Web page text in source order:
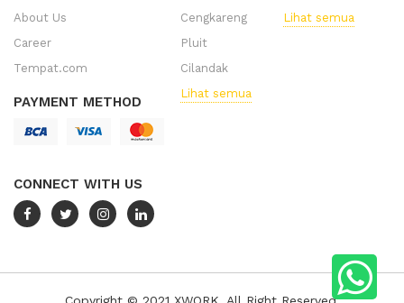
About Us
Career
Tempat.com
PAYMENT METHOD
CONNECT WITH US
Cengkareng
Pluit
Cilandak
Lihat semua
Lihat semua